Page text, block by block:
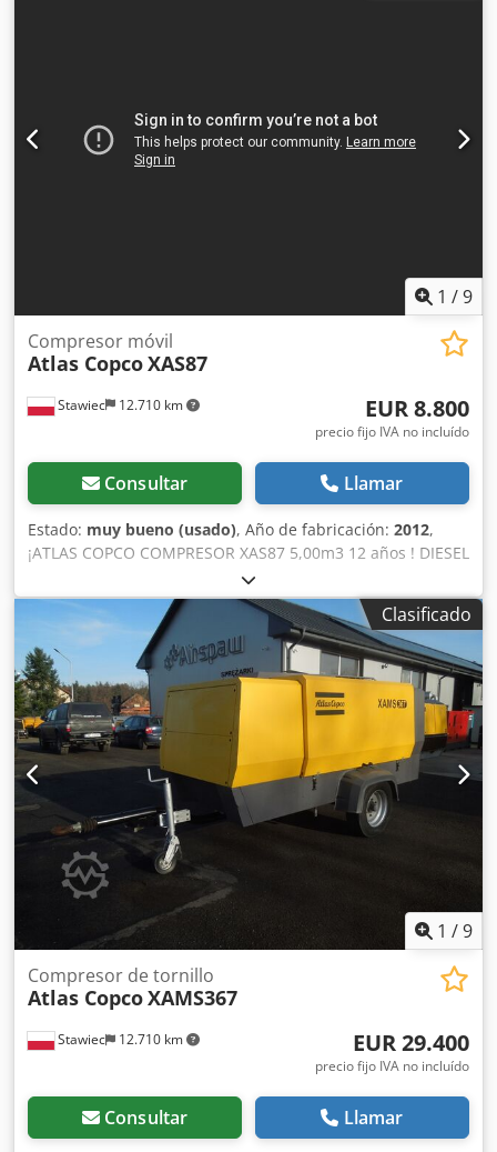
máquina
1 /9
Stawiec 12.710 km
Compresor móvil
Atlas CopcoXAS87
EUR 8.800
precio fijo IVA no incluído
Consultar Llamar
Estado: muy bueno (usado), Año de fabricación: 2012,
¡ATLAS COPCO COMPRESOR XAS87 5,00m3 12 años ! DIESEL
compresor ATLAS COPCO XAS87 máquina después del
servicio Cjdpfotyk Tasx Ak Ejrf Datos técnicos: capacidad
5.00 m3/min; presión de trabajo 7 Bar; año de producción
2012; motor; KUBOTA ¡¡¡kilometraje 1397h!!! compresor
totalmente operativo, listo para trabajar, damos una
garantía precio neto: 37800 zł precio bruto: 46494 zł A
continuación se muestra un enlace a un vídeo que
muestra cómo funciona la máquina
Clasificado
1 /9
Stawiec 12.710 km
Compresor de tornillo
Atlas CopcoXAMS367
EUR 29.400
precio fijo IVA no incluído
Consultar Llamar